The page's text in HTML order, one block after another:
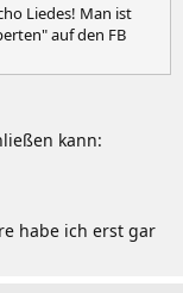
Liedes! Man ist
auf den FB
kann:
habe ich erst gar